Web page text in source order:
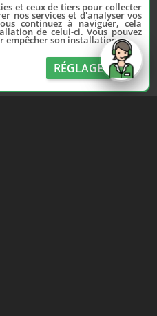
et ceux de tiers pour collecter
nos services et d'analyser vos
continuez à naviguer, cela
de celui-ci. Vous pouvez
empêcher son installation.
RÉGLAGE